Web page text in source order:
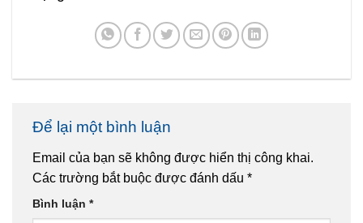
Để lại một bình luận
Email của bạn sẽ không được hiển thị công khai.
Các trường bắt buộc được đánh dấu *
Bình luận *